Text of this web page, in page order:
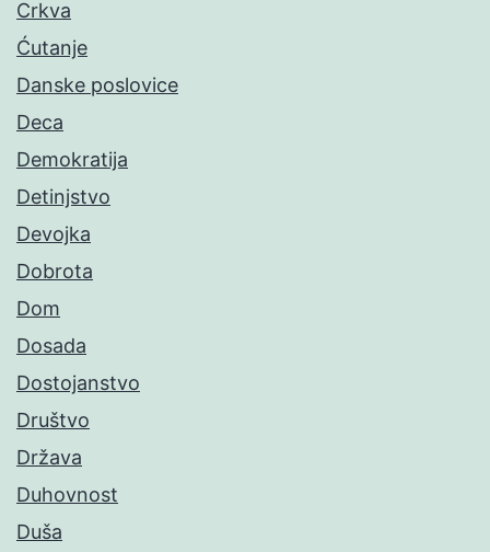
Crkva
Ćutanje
Danske poslovice
Deca
Demokratija
Detinjstvo
Devojka
Dobrota
Dom
Dosada
Dostojanstvo
Društvo
Država
Duhovnost
Duša